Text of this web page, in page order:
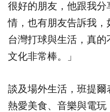
很好的朋友，他跟我
情，也有朋友告訴我
台灣打球與生活，真
文化非常棒。」
談及場外生活，班提
熱愛美食、音樂與電